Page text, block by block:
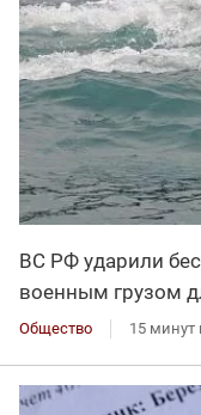
ВС РФ ударили
военным грузом
Общество 15 минут